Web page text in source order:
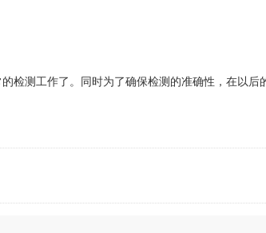
检测工作了。同时为了确保检测的准确性，在以后